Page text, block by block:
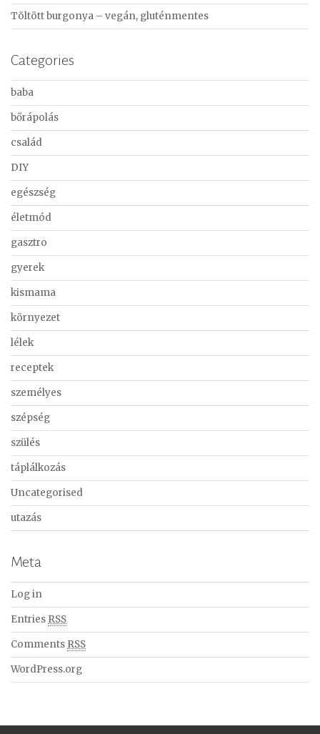
Töltött burgonya – vegán, gluténmentes
Categories
baba
bőrápolás
család
DIY
egészség
életmód
gasztro
gyerek
kismama
környezet
lélek
receptek
személyes
szépség
szülés
táplálkozás
Uncategorised
utazás
Meta
Log in
Entries RSS
Comments RSS
WordPress.org